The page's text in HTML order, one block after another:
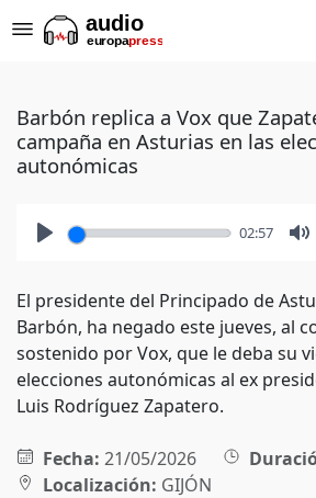
Barbón replica a Vox que
campaña en Asturias en las
autonómicas
02:57
El presidente del Principado de
Barbón, ha negado este jueves, al
sostenido por Vox, que le deba su
elecciones autonómicas al ex
Luis Rodríguez Zapatero.
Fecha: 21/05/2026
Localización: GIJÓN